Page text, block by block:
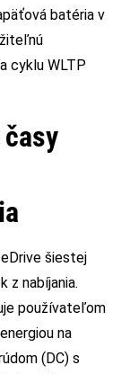
batéria v
cyklu WLTP
šiestej
z nabíjania.
používateľom
na
(DC) s